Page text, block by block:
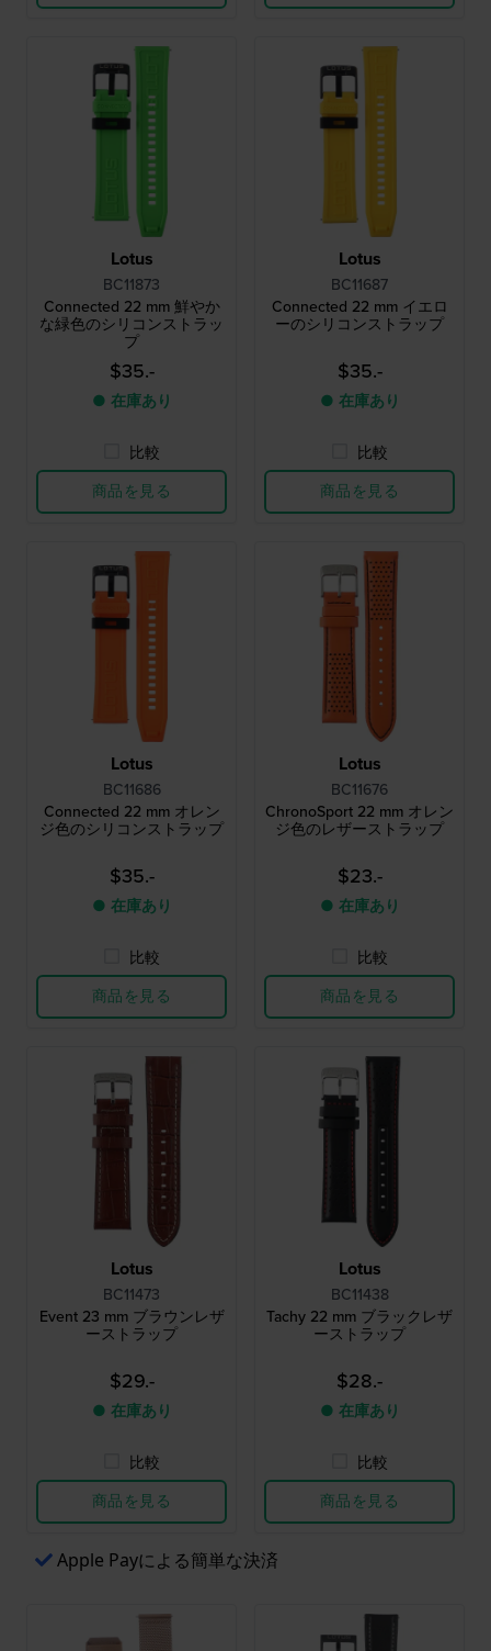
Lotus
BC11873
Connected 22 mm 鮮やか
な緑色のシリコンストラッ
プ
$35.-
● 在庫あり
比較
商品を見る
Lotus
BC11687
Connected 22 mm イエロ
ーのシリコンストラップ
$35.-
● 在庫あり
比較
商品を見る
Lotus
BC11686
Connected 22 mm オレン
ジ色のシリコンストラップ
$35.-
● 在庫あり
比較
商品を見る
Lotus
BC11676
ChronoSport 22 mm オレン
ジ色のレザーストラップ
$23.-
● 在庫あり
比較
商品を見る
Lotus
BC11473
Event 23 mm ブラウンレザ
ーストラップ
$29.-
● 在庫あり
比較
商品を見る
Lotus
BC11438
Tachy 22 mm ブラックレザ
ーストラップ
$28.-
● 在庫あり
比較
商品を見る
Apple Payによる簡単な決済